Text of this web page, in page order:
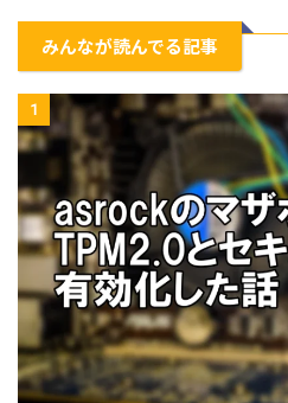
みんなが読んでる記事
1